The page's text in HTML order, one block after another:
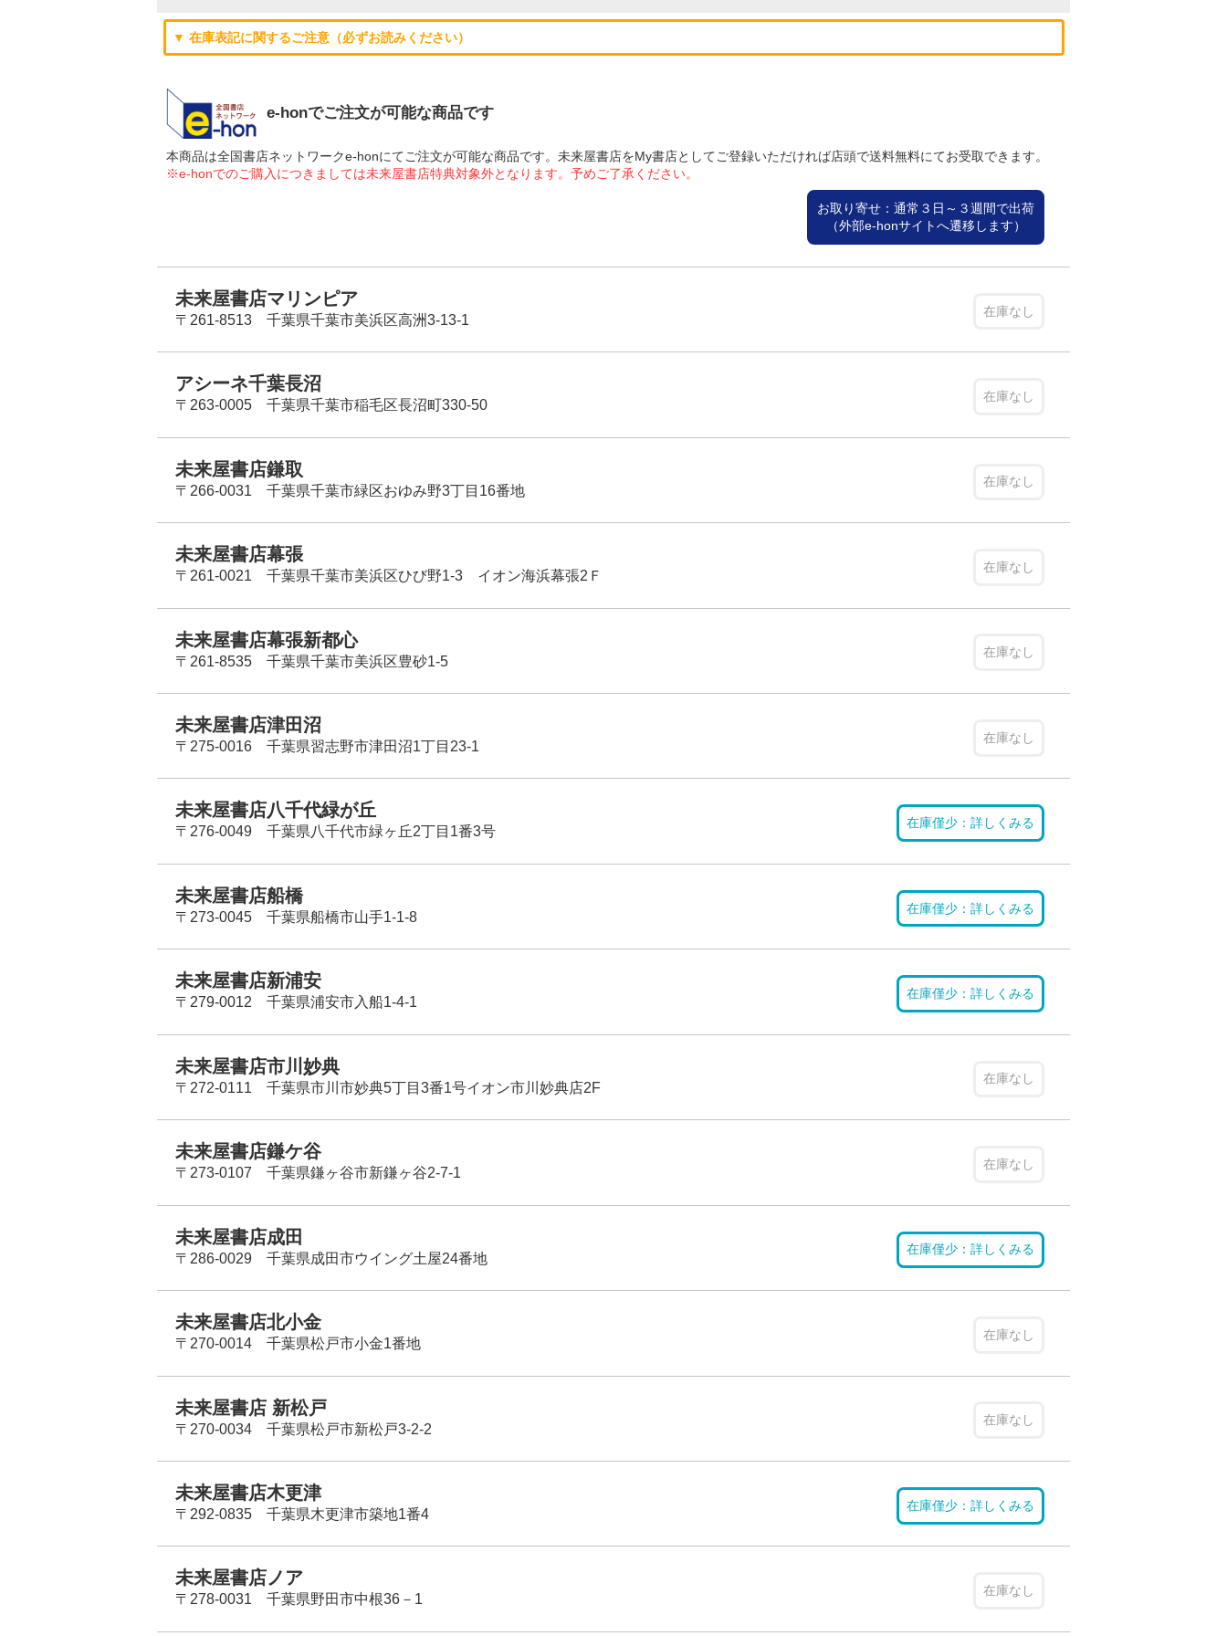
▼ 在庫表記に関するご注意（必ずお読みください）
e-honでご注文が可能な商品です
本商品は全国書店ネットワークe-honにてご注文が可能な商品です。未来屋書店をMy書店としてご登録いただければ店頭で送料無料にてお受取できます。
※e-honでのご購入につきましては未来屋書店特典対象外となります。予めご了承ください。
お取り寄せ：通常３日～３週間で出荷
（外部e-honサイトへ遷移します）
未来屋書店マリンピア
〒261-8513 千葉県千葉市美浜区高洲3-13-1
在庫なし
アシーネ千葉長沼
〒263-0005 千葉県千葉市稲毛区長沼町330-50
在庫なし
未来屋書店鎌取
〒266-0031 千葉県千葉市緑区おゆみ野3丁目16番地
在庫なし
未来屋書店幕張
〒261-0021 千葉県千葉市美浜区ひび野1-3 イオン海浜幕張2Ｆ
在庫なし
未来屋書店幕張新都心
〒261-8535 千葉県千葉市美浜区豊砂1-5
在庫なし
未来屋書店津田沼
〒275-0016 千葉県習志野市津田沼1丁目23-1
在庫なし
未来屋書店八千代緑が丘
〒276-0049 千葉県八千代市緑ヶ丘2丁目1番3号
在庫僅少：詳しくみる
未来屋書店船橋
〒273-0045 千葉県船橋市山手1-1-8
在庫僅少：詳しくみる
未来屋書店新浦安
〒279-0012 千葉県浦安市入船1-4-1
在庫僅少：詳しくみる
未来屋書店市川妙典
〒272-0111 千葉県市川市妙典5丁目3番1号イオン市川妙典店2F
在庫なし
未来屋書店鎌ケ谷
〒273-0107 千葉県鎌ヶ谷市新鎌ヶ谷2-7-1
在庫なし
未来屋書店成田
〒286-0029 千葉県成田市ウイング土屋24番地
在庫僅少：詳しくみる
未来屋書店北小金
〒270-0014 千葉県松戸市小金1番地
在庫なし
未来屋書店 新松戸
〒270-0034 千葉県松戸市新松戸3-2-2
在庫なし
未来屋書店木更津
〒292-0835 千葉県木更津市築地1番4
在庫僅少：詳しくみる
未来屋書店ノア
〒278-0031 千葉県野田市中根36－1
在庫なし